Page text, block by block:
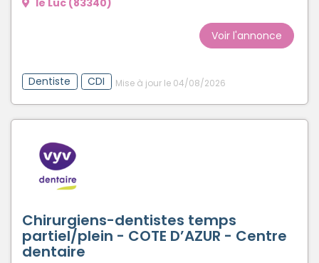
Voir l'annonce
Dentiste CDI Mise à jour le 04/08/2026
Chirurgiens-dentistes temps
partiel/plein - COTE D’AZUR - Centre
dentaire